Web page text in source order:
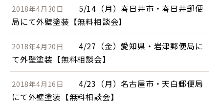
2018年4月30日
5/14（月）春日井市・春日井郵便
局にて外壁塗装【無料相談会】
2018年4月20日
4/27（金）愛知県・岩津郵便局に
て外壁塗装【無料相談会】
2018年4月16日
4/23（月）名古屋市・天白郵便局
にて外壁塗装【無料相談会】